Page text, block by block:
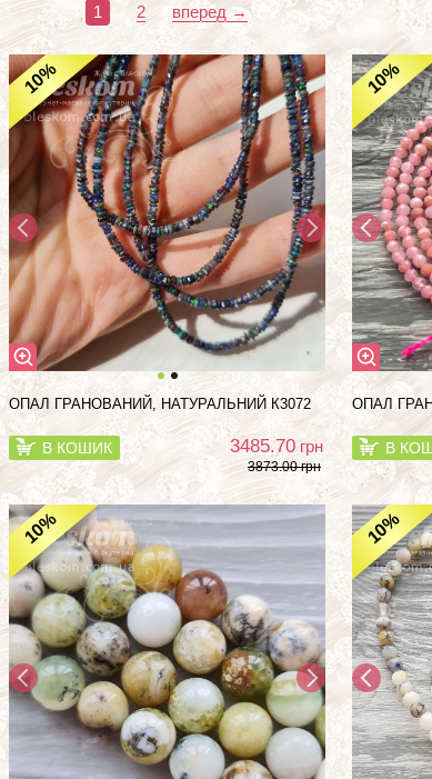
1 2 вперед →
10%
ОПАЛ ГРАНОВАНИЙ, НАТУРАЛЬНИЙ К3072
В КОШИК 3485.70грн
3873.00 грн
10%
ОПАЛ
В
10% 10%